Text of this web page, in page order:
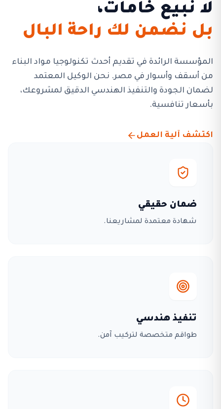
لا نبيع خامات،
بل نضمن لك راحة البال
المؤسسة الرائدة في تقديم أحدث تكنولوجيا مواد البناء
من أسقف وأسوار في مصر. نحن الوكيل المعتمد
لضمان الجودة والتنفيذ الهندسي الدقيق لمشروعك،
بأسعار تنافسية.
اكتشف آلية العمل
ضمان حقيقي
شهادة معتمدة لمشاريعنا.
تنفيذ هندسي
طواقم متخصصة لتركيب آمن.